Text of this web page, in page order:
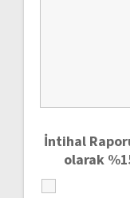
İntihal
olarak